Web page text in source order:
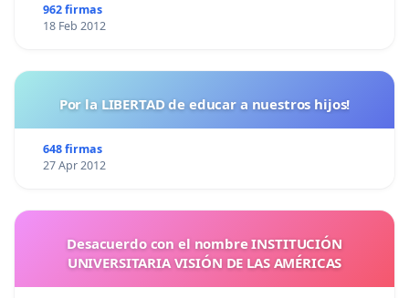
962 firmas
18 Feb 2012
Por la LIBERTAD de educar a nuestros hijos!
648 firmas
27 Apr 2012
Desacuerdo con el nombre INSTITUCIÓN
UNIVERSITARIA VISIÓN DE LAS AMÉRICAS